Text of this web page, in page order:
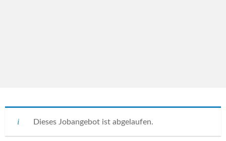
Dieses Jobangebot ist abgelaufen.